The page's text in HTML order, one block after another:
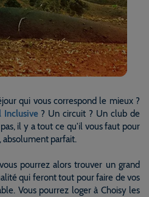
qui vous correspond le mieux ?
Inclusive? Un circuit ? Un club de
il y a tout ce qu'il vous faut pour
absolument parfait.
pourrez alors trouver un grand
qui feront tout pour faire de vos
Vous pourrez loger à Choisy les